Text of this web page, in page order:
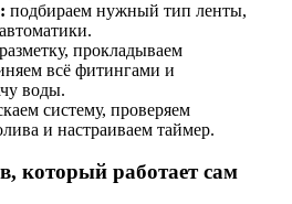
подбираем нужный тип ленты,
прокладываем
всё фитингами и
воды.
систему, проверяем
и настраиваем таймер.
который работает сам